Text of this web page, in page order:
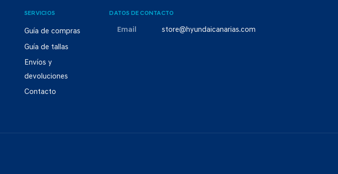
SERVICIOS
Guía de compras
Guía de tallas
Envíos y
devoluciones
Contacto
DATOS DE CONTACTO
Email store@hyundaicanarias.com